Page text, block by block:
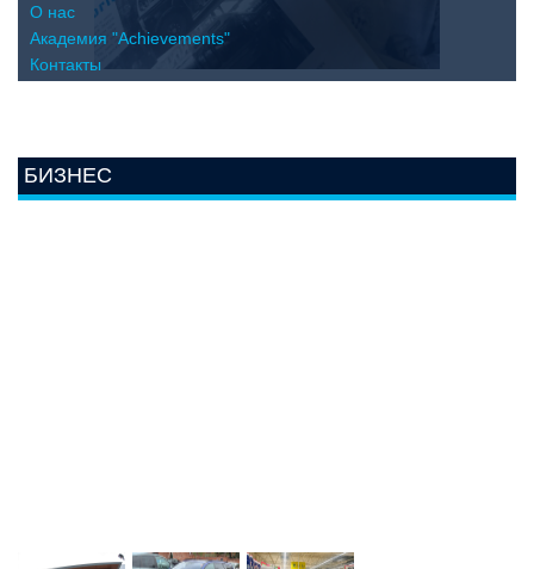
О нас
Академия "Achievements"
Контакты
БИЗНЕС